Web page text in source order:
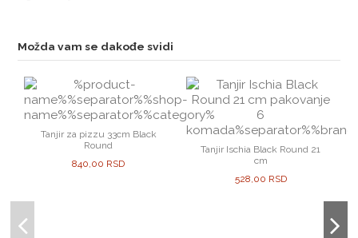
Možda vam se dakođe svidi
Tanjir za pizzu 33cm Black
Round
840,00 RSD
Tanjir Ischia Black Round 21
cm
528,00 RSD